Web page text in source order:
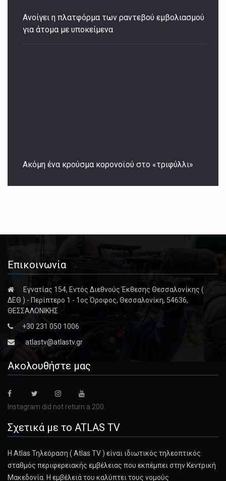
Ανοίγει η πλατφόρμα των ραντεβού εμβολιασμού
για άτομα με υποκείμενα
Ακόμη ένα κρούσμα κορονοϊού στο «τριφύλλι»
Επικοινωνία
Εγνατίας 154, Εντός Διεθνούς Έκθεσης Θεσσαλονίκης (
ΔΕΘ ) - Περίπτερο 1 - 1ος Όροφος, Θεσσαλονίκη, 54636,
ΘΕΣΣΑΛΟΝΙΚΗΣ
+30 231 050 1006
atlastv@atlastv.gr
Ακολουθήστε μας
Instagram did not return a 200.
Σχετικά με το ATLAS TV
Η Atlas Τηλεόραση ( Atlas TV ) είναι ιδιωτικός τηλεοπτικός
σταθμός περιφερειακής εμβέλειας που εκπέμπει στην Κεντρική
Μακεδονία. Η εμβέλειά του καλύπτει τους νομούς